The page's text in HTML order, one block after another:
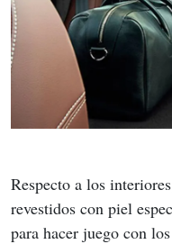
Respecto a los
revestidos con piel
para hacer juego con